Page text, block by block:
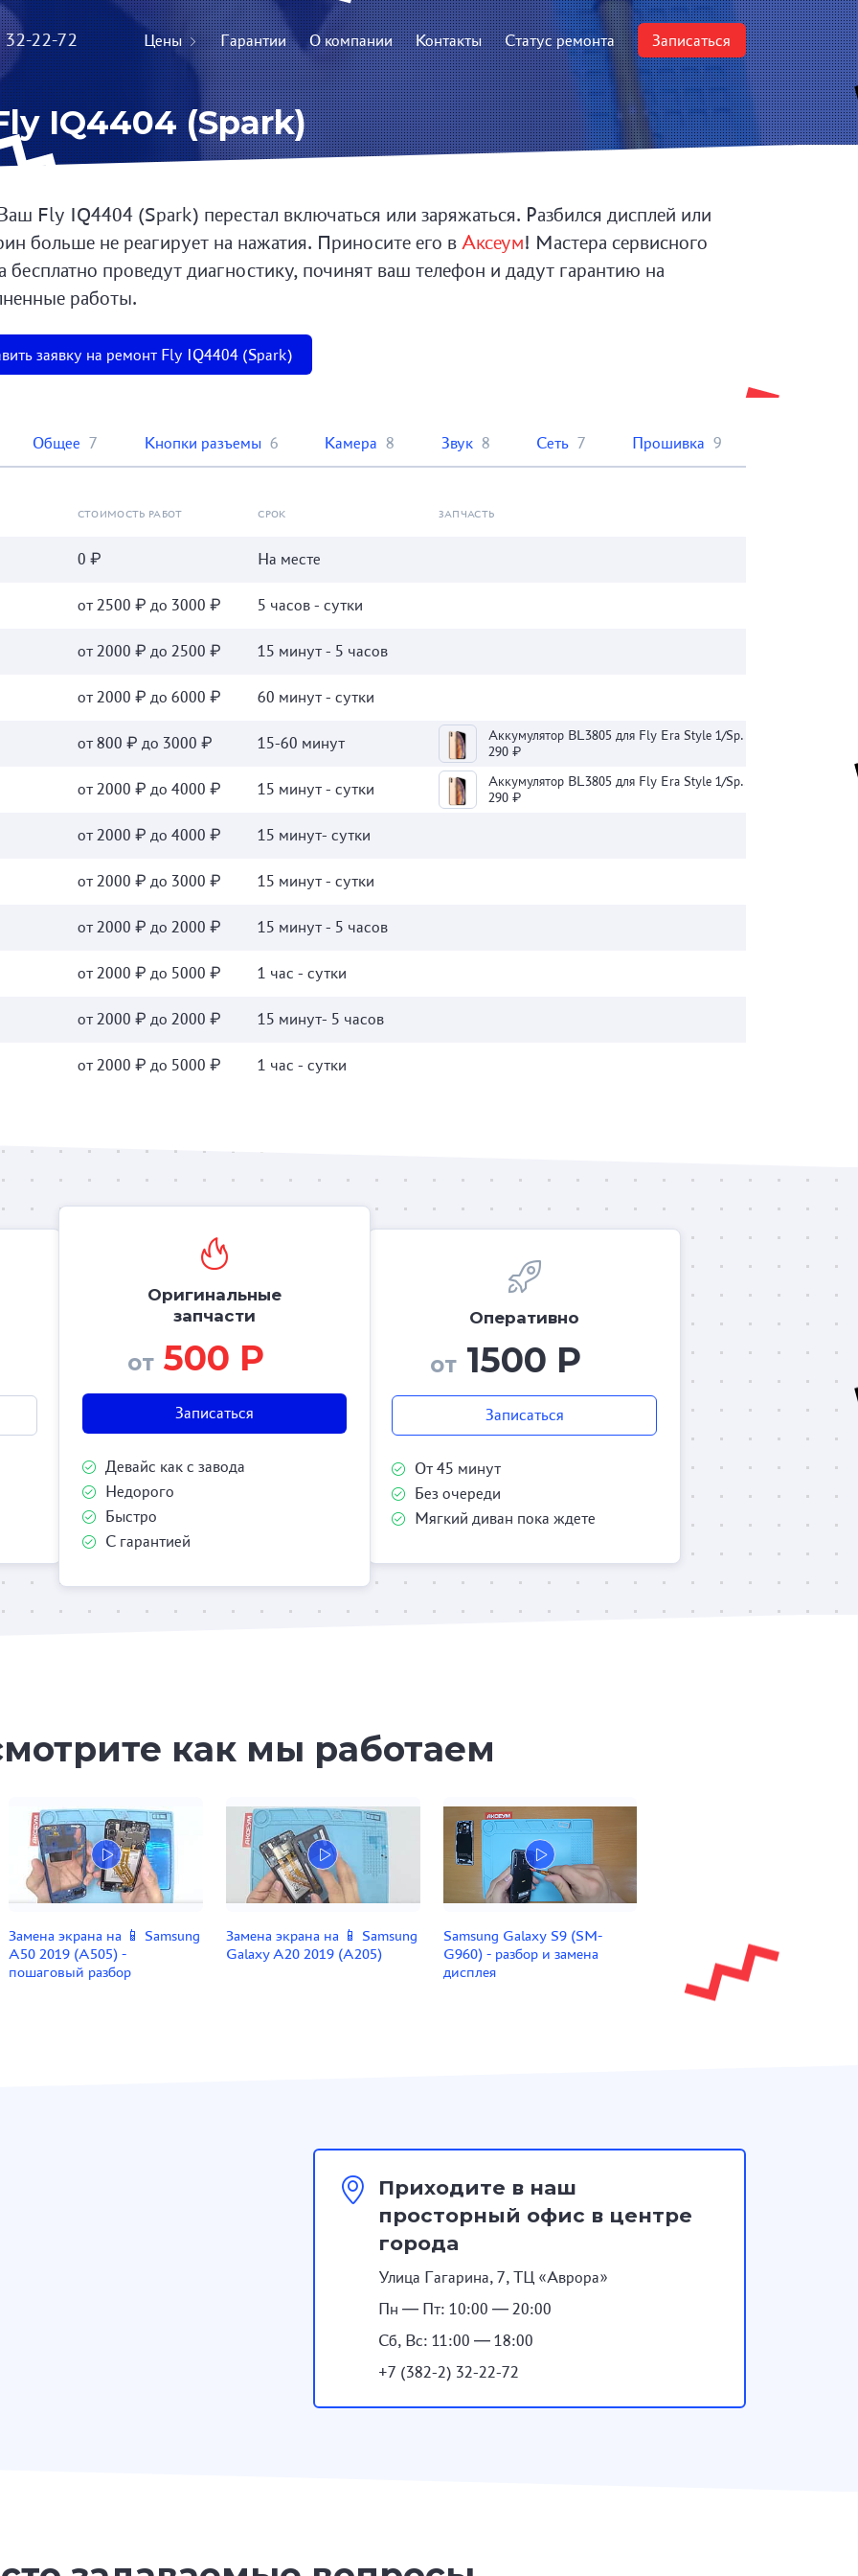
32-22-72 Цены Гарантии О компании Контакты Статус ремонта Записаться
IQ4404 (Spark)
Fly IQ4404 (Spark) перестал включаться или заряжаться. Разбился дисплей или
больше не реагирует на нажатия. Приносите его в Аксеум! Мастера сервисного
бесплатно проведут диагностику, починят ваш телефон и дадут гарантию на
работы.
заявку на ремонт Fly IQ4404 (Spark)
Общее 7 Кнопки разъемы 6 Камера 8 Звук 8 Сеть 7 Прошивка 9
СТОИМОСТЬ РАБОТ СРОК ЗАПЧАСТЬ
0 ₽ На месте
от 2500 ₽ до 3000 ₽ 5 часов - сутки
от 2000 ₽ до 2500 ₽ 15 минут - 5 часов
от 2000 ₽ до 6000 ₽ 60 минут - сутки
от 800 ₽ до 3000 ₽ 15-60 минут
Аккумулятор BL3805 для Fly Era Style 1/Spark 2 (IQ4402/IQ4404)
290 ₽
от 2000 ₽ до 4000 ₽ 15 минут - сутки
Аккумулятор BL3805 для Fly Era Style 1/Spark 2 (IQ4402/IQ4404)
290 ₽
от 2000 ₽ до 4000 ₽ 15 минут- сутки
от 2000 ₽ до 3000 ₽ 15 минут - сутки
от 2000 ₽ до 2000 ₽ 15 минут - 5 часов
от 2000 ₽ до 5000 ₽ 1 час - сутки
от 2000 ₽ до 2000 ₽ 15 минут- 5 часов
от 2000 ₽ до 5000 ₽ 1 час - сутки
Оригинальные
запчасти
от500 Р
Записаться
Девайс как с завода
Недорого
Быстро
С гарантией
Оперативно
от1500 Р
Записаться
От 45 минут
Без очереди
Мягкий диван пока ждете
как мы работаем
Замена экрана на 📱 Samsung
A50 2019 (A505) -
пошаговый разбор
Замена экрана на 📱 Samsung
Galaxy A20 2019 (A205)
Samsung Galaxy S9 (SM-
G960) - разбор и замена
дисплея
Приходите в наш
просторный офис в центре
города
Улица Гагарина, 7, ТЦ «Аврора»
Пн — Пт: 10:00 — 20:00
Сб, Вс: 11:00 — 18:00
+7 (382-2) 32-22-72